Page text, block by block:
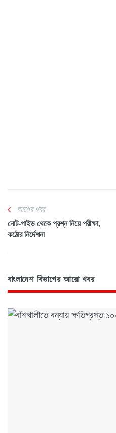
আগের খবর
নোট-গাইড থেকে প্রশ্ন নিয়ে পরীক্ষা,
কঠোর নির্দেশনা
বাংলাদেশ বিভাগের আরো খবর